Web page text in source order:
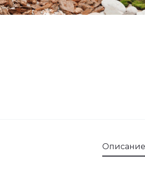
Описание